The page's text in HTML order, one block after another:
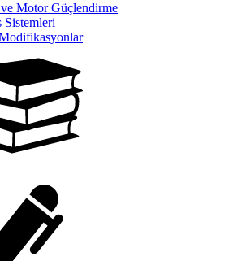
Motor Güçlendirme
Sistemleri